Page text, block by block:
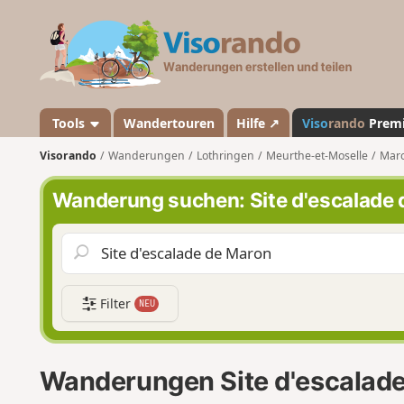
a
n
d
o
Tools Wandertouren Hilfe ↗ Visorando
Visorando Wanderungen Lothringen Meurthe-et-Moselle
Wanderung suchen: Site d'escalade
Filter NEU
Wanderungen Site